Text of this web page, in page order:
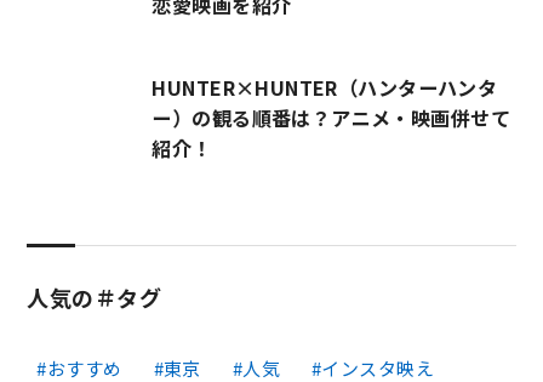
HUNTER×HUNTER（ハンターハンタ
ー）の観る順番は？アニメ・映画併せて
紹介！
人気の＃タグ
おすすめ 東京 人気
インスタ映え